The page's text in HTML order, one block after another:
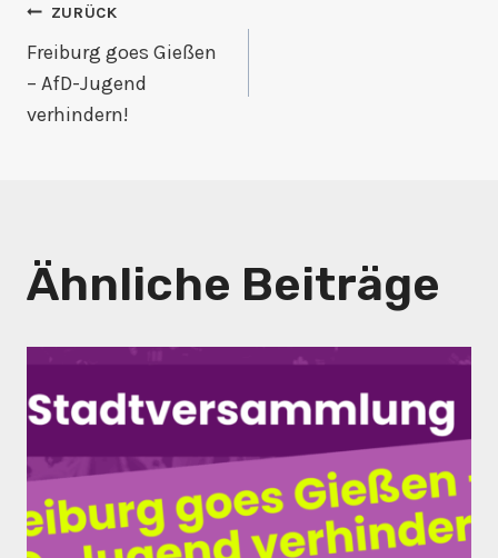
Beitragsnavigation
ZURÜCK
Freiburg goes Gießen
– AfD-Jugend
verhindern!
Ähnliche Beiträge